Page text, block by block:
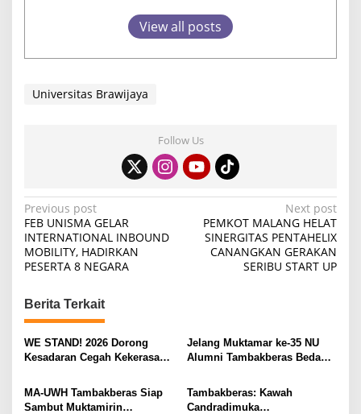
View all posts
Universitas Brawijaya
Follow Us
P
o
s
n
a
v
g
Previous post
FEB UNISMA GELAR
INTERNATIONAL INBOUND
MOBILITY, HADIRKAN
PESERTA 8 NEGARA
Next post
PEMKOT MALANG HELAT
SINERGITAS PENTAHELIX
CANANGKAN GERAKAN
SERIBU START UP
Berita Terkait
WE STAND! 2026 Dorong
Kesadaran Cegah Kekerasan
Jelang Muktamar ke-35 NU
Alumni Tambakberas Bedah
MA-UWH Tambakberas Siap
Sambut Muktamirin
Tambakberas: Kawah
Candradimuka